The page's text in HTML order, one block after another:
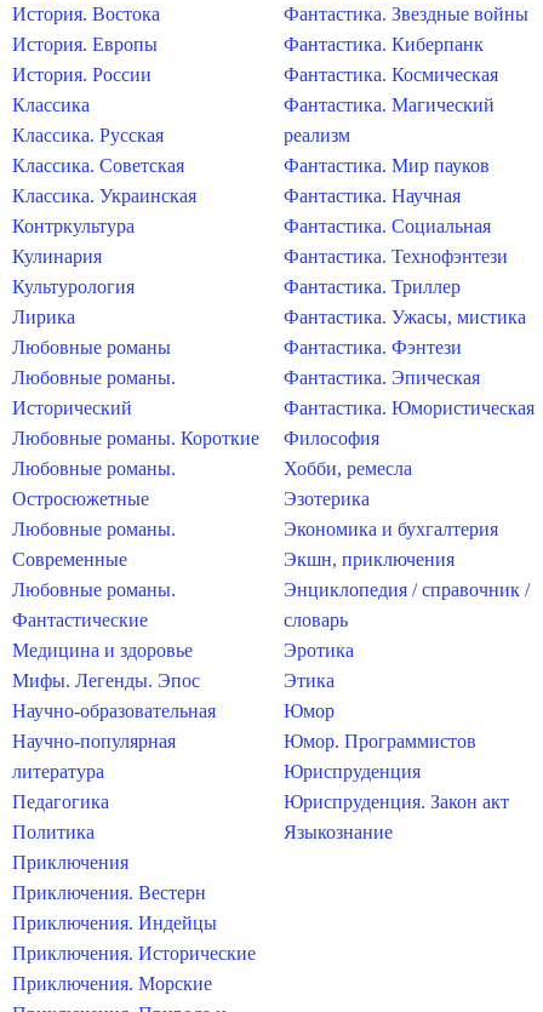
История. Востока
История. Европы
История. России
Классика
Классика. Русская
Классика. Советская
Классика. Украинская
Контркультура
Кулинария
Культурология
Лирика
Любовные романы
Любовные романы.
Исторический
Любовные романы. Короткие
Любовные романы.
Остросюжетные
Любовные романы.
Современные
Любовные романы.
Фантастические
Медицина и здоровье
Мифы. Легенды. Эпос
Научно-образовательная
Научно-популярная
литература
Педагогика
Политика
Приключения
Приключения. Вестерн
Приключения. Индейцы
Приключения. Исторические
Приключения. Морские
Фантастика. Звездные войны
Фантастика. Киберпанк
Фантастика. Космическая
Фантастика. Магический
реализм
Фантастика. Мир пауков
Фантастика. Научная
Фантастика. Социальная
Фантастика. Технофэнтези
Фантастика. Триллер
Фантастика. Ужасы, мистика
Фантастика. Фэнтези
Фантастика. Эпическая
Фантастика. Юмористическая
Философия
Хобби, ремесла
Эзотерика
Экономика и бухгалтерия
Экшн, приключения
Энциклопедия / справочник /
словарь
Эротика
Этика
Юмор
Юмор. Программистов
Юриспруденция
Юриспруденция. Закон акт
Языкознание